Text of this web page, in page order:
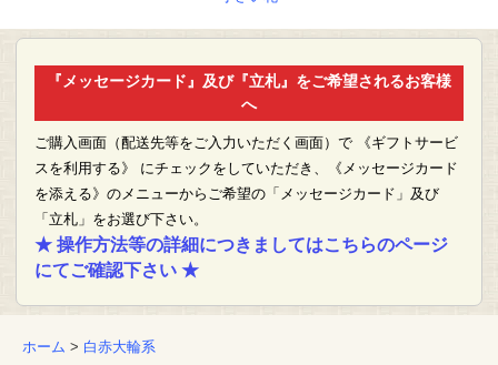
『メッセージカード』及び『立札』をご希望されるお客様
へ
ご購入画面（配送先等をご入力いただく画面）で 《ギフトサービ
スを利用する》 にチェックをしていただき、《メッセージカード
を添える》のメニューからご希望の「メッセージカード」及び
「立札」をお選び下さい。
★ 操作方法等の詳細につきましてはこちらのページ
にてご確認下さい ★
ホーム > 白赤大輪系